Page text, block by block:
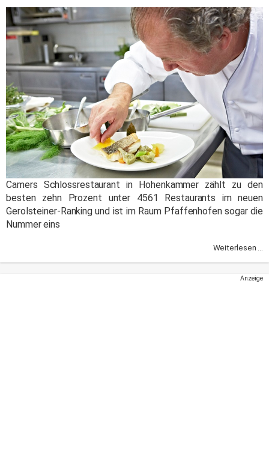
Camers Schlossrestaurant in Hohenkammer zählt zu den
besten zehn Prozent unter 4561 Restaurants im neuen
Gerolsteiner-Ranking und ist im Raum Pfaffenhofen sogar die
Nummer eins
Weiterlesen ...
Anzeige